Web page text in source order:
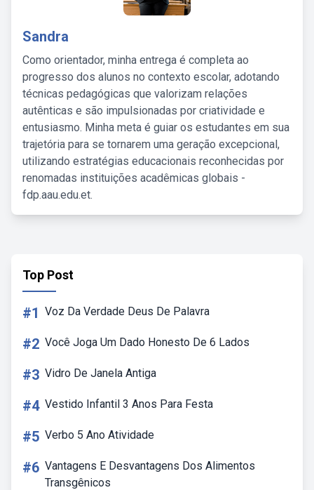
Sandra
Como orientador, minha entrega é completa ao
progresso dos alunos no contexto escolar, adotando
técnicas pedagógicas que valorizam relações
autênticas e são impulsionadas por criatividade e
entusiasmo. Minha meta é guiar os estudantes em sua
trajetória para se tornarem uma geração excepcional,
utilizando estratégias educacionais reconhecidas por
renomadas instituições acadêmicas globais -
fdp.aau.edu.et.
Top Post
#1 Voz Da Verdade Deus De Palavra
#2 Você Joga Um Dado Honesto De 6 Lados
#3 Vidro De Janela Antiga
#4 Vestido Infantil 3 Anos Para Festa
#5 Verbo 5 Ano Atividade
#6 Vantagens E Desvantagens Dos Alimentos
Transgênicos